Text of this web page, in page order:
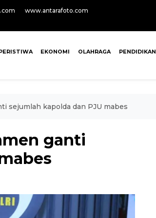
www.antarafoto.com
EKONOMI OLAHRAGA PENDIDIKAN
sejumlah kapolda dan PJU mabes
ganti